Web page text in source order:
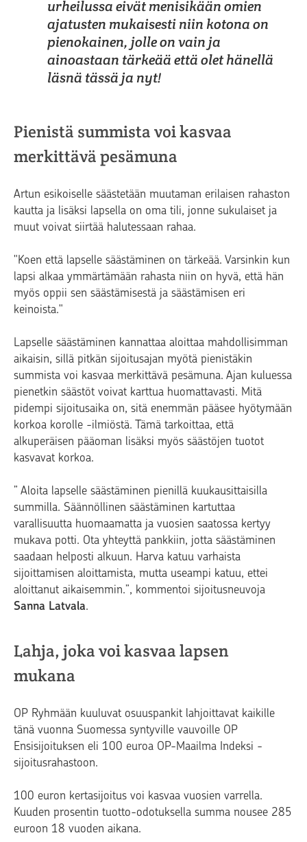
urheilussa eivät menisikään omien
ajatusten mukaisesti niin kotona on
pienokainen, jolle on vain ja
ainoastaan tärkeää että olet hänellä
läsnä tässä ja nyt!
Pienistä summista voi kasvaa
merkittävä pesämuna
Artun esikoiselle säästetään muutaman erilaisen rahaston
kautta ja lisäksi lapsella on oma tili, jonne sukulaiset ja
muut voivat siirtää halutessaan rahaa.
"Koen että lapselle säästäminen on tärkeää. Varsinkin kun
lapsi alkaa ymmärtämään rahasta niin on hyvä, että hän
myös oppii sen säästämisestä ja säästämisen eri
keinoista."
Lapselle säästäminen kannattaa aloittaa mahdollisimman
aikaisin, sillä pitkän sijoitusajan myötä pienistäkin
summista voi kasvaa merkittävä pesämuna. Ajan kuluessa
pienetkin säästöt voivat karttua huomattavasti. Mitä
pidempi sijoitusaika on, sitä enemmän pääsee hyötymään
korkoa korolle -ilmiöstä. Tämä tarkoittaa, että
alkuperäisen pääoman lisäksi myös säästöjen tuotot
kasvavat korkoa.
” Aloita lapselle säästäminen pienillä kuukausittaisilla
summilla. Säännöllinen säästäminen kartuttaa
varallisuutta huomaamatta ja vuosien saatossa kertyy
mukava potti. Ota yhteyttä pankkiin, jotta säästäminen
saadaan helposti alkuun. Harva katuu varhaista
sijoittamisen aloittamista, mutta useampi katuu, ettei
aloittanut aikaisemmin.”, kommentoi sijoitusneuvoja
Sanna Latvala.
Lahja, joka voi kasvaa lapsen
mukana
OP Ryhmään kuuluvat osuuspankit lahjoittavat kaikille
tänä vuonna Suomessa syntyville vauvoille OP
Ensisijoituksen eli 100 euroa OP-Maailma Indeksi -
sijoitusrahastoon.
100 euron kertasijoitus voi kasvaa vuosien varrella.
Kuuden prosentin tuotto-odotuksella summa nousee 285
euroon 18 vuoden aikana.